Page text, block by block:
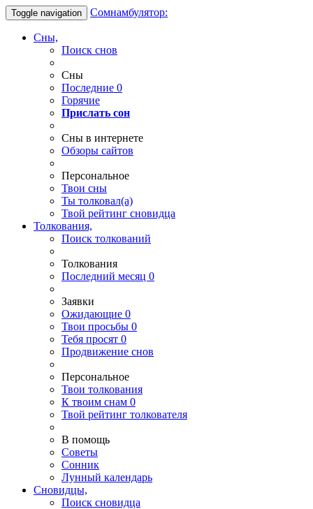
Toggle navigation Сомнамбулятор:
Сны,
Поиск снов
Сны
Последние 0
Горячие
Прислать сон
Сны в интернете
Обзоры сайтов
Персональное
Твои сны
Ты толковал(а)
Твой рейтинг сновидца
Толкования,
Поиск толкований
Толкования
Последний месяц 0
Заявки
Ожидающие 0
Твои просьбы 0
Тебя просят 0
Продвижение снов
Персональное
Твои толкования
К твоим снам 0
Твой рейтинг толкователя
В помощь
Советы
Сонник
Лунный календарь
Сновидцы,
Поиск сновидца